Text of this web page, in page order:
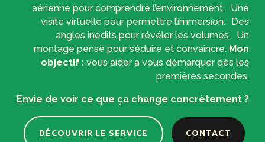
aérienne pour comprendre l’environnement. Une
visite virtuelle pour permettre l’immersion. Des
angles inédits pour révéler les volumes. Un
montage pensé pour séduire et convaincre. Mon
objectif : vous aider à vous démarquer dès les
premières secondes.
Envie de voir ce que ça change concrètement ?
DÉCOUVRIR LE SERVICE CONTACT